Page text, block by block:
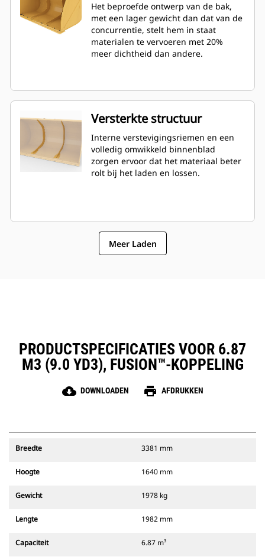
Het beproefde ontwerp van de bak,
met een lager gewicht dan dat van de
concurrentie, stelt hem in staat
materialen te vervoeren met 20%
meer dichtheid dan andere.
Versterkte structuur
Interne verstevigingsriemen en een
volledig omwikkeld binnenblad
zorgen ervoor dat het materiaal beter
rolt bij het laden en lossen.
Meer Laden
PRODUCTSPECIFICATIES VOOR 6.87
M3 (9.0 YD3), FUSION™-KOPPELING
cloud_download DOWNLOADEN print AFDRUKKEN
Breedte 3381 mm
Hoogte 1640 mm
Gewicht 1978 kg
Lengte 1982 mm
Capaciteit 6.87 m³